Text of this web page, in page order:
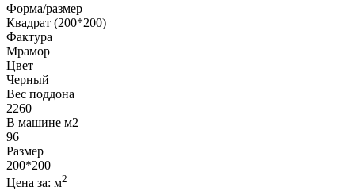
Форма/размер
Квадрат (200*200)
Фактура
Мрамор
Цвет
Черный
Вес поддона
2260
В машине м2
96
Размер
200*200
Цена за: м2